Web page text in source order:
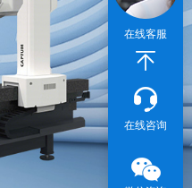
在线客服
在线咨询